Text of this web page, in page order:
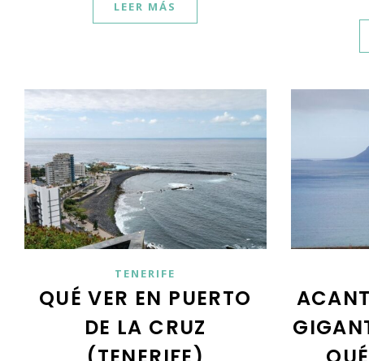
LEER MÁS
TENERIFE
QUÉ VER EN PUERTO
DE LA CRUZ